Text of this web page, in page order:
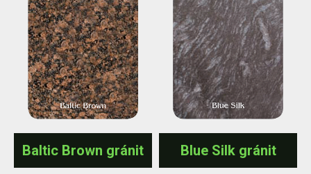
Baltic Brown gránit Blue Silk gránit